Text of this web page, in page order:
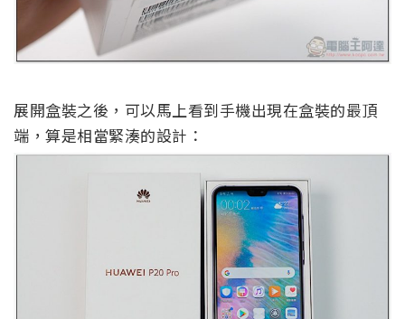
展開盒裝之後，可以馬上看到手機出現在盒裝的最頂
端，算是相當緊湊的設計：